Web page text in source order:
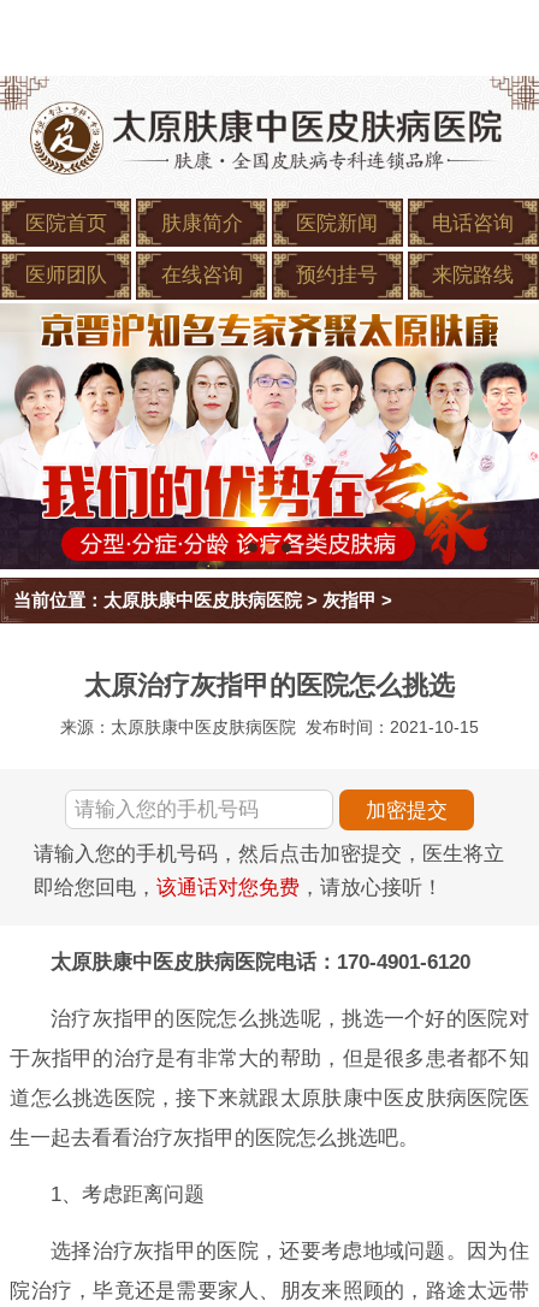
医院首页 肤康简介 医院新闻 电话咨询
医师团队 在线咨询 预约挂号 来院路线
当前位置： 太原肤康中医皮肤病医院> 灰指甲 >
太原治疗灰指甲的医院怎么挑选
来源：太原肤康中医皮肤病医院 发布时间：2021-10-15
请输入您的手机号码，然后点击加密提交，医生将立
即给您回电， 该通话对您免费 ，请放心接听！
太原肤康中医皮肤病医院电话：170-4901-6120
治疗灰指甲的医院怎么挑选呢，挑选一个好的医院对
于灰指甲的治疗是有非常大的帮助，但是很多患者都不知
道怎么挑选医院，接下来就跟太原肤康中医皮肤病医院医
生一起去看看治疗灰指甲的医院怎么挑选吧。
1、考虑距离问题
选择治疗灰指甲的医院，还要考虑地域问题。因为住
院治疗，毕竟还是需要家人、朋友来照顾的，路途太远带